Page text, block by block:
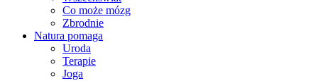
Co może mózg
Zbrodnie
Natura pomaga
Uroda
Terapie
Joga